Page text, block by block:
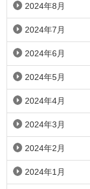
2024年8月
2024年7月
2024年6月
2024年5月
2024年4月
2024年3月
2024年2月
2024年1月